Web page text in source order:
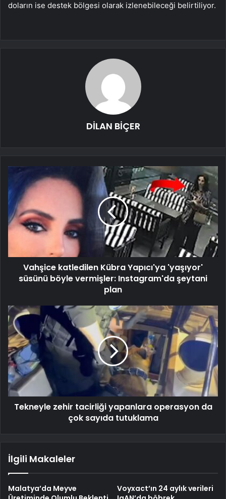
doların ise destek bölgesi olarak izlenebileceği belirtiliyor.
DİLAN BİÇER
Vahşice katledilen Kübra Yapıcı'ya 'yaşıyor'
süsünü böyle vermişler: Instagram'da şeytani
plan
Tekneyle zehir tacirliği yapanlara operasyon da
çok sayıda tutuklama
İlgili Makaleler
Malatya’da Meyve
Voyxact’ın 24 aylık verileri